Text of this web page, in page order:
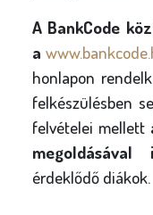
A BankCode
a
honlapon
felkészülésben
felvételei mellett
érdeklődő diákok.